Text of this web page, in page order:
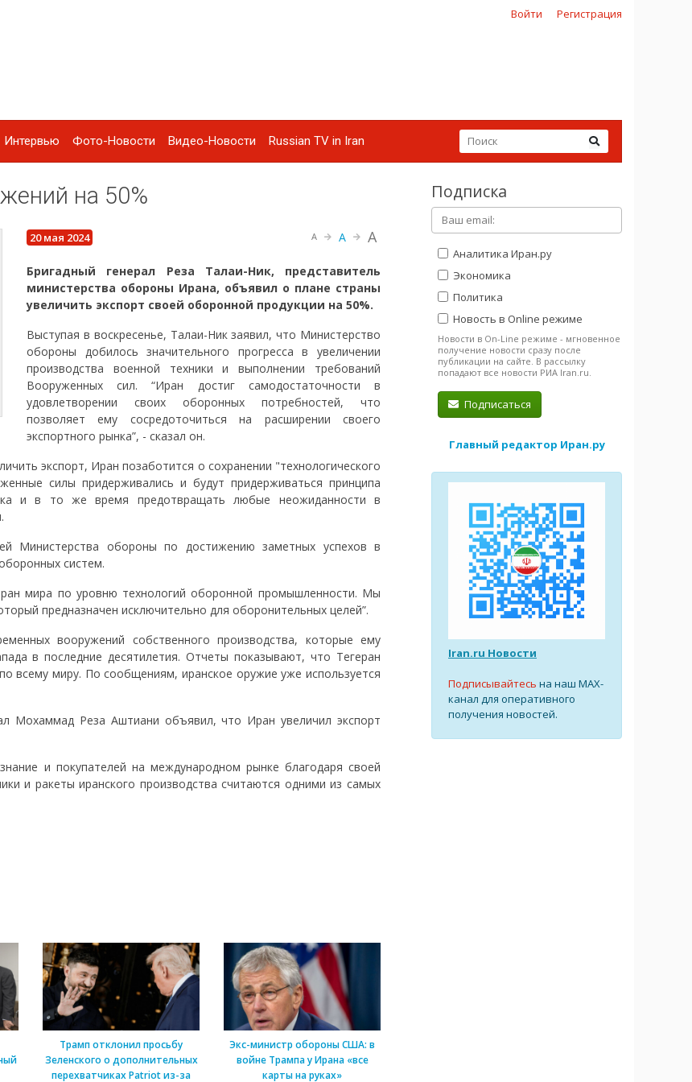
Войти Регистрация
Интервью Фото-Новости Видео-Новости Russian TV in Iran
на 50%
20 мая 2024 A A A
Бригадный генерал Реза Талаи-Ник, представитель
министерства обороны Ирана, объявил о плане страны
увеличить экспорт своей оборонной продукции на 50%.
Выступая в воскресенье, Талаи-Ник заявил, что Министерство
обороны добилось значительного прогресса в увеличении
производства военной техники и выполнении требований
Вооруженных сил. “Иран достиг самодостаточности в
удовлетворении своих оборонных потребностей, что
позволяет ему сосредоточиться на расширении своего
экспортного рынка”, - сказал он.
экспорт, Иран позаботится о сохранении "технологического
силы придерживались и будут придерживаться принципа
и в то же время предотвращать любые неожиданности в
Министерства обороны по достижению заметных успехов в
систем.
мира по уровню технологий оборонной промышленности. Мы
предназначен исключительно для оборонительных целей”.
вооружений собственного производства, которые ему
в последние десятилетия. Отчеты показывают, что Тегеран
всему миру. По сообщениям, иранское оружие уже используется
Мохаммад Реза Аштиани объявил, что Иран увеличил экспорт
и покупателей на международном рынке благодаря своей
и ракеты иранского производства считаются одними из самых
Трамп отклонил просьбу
Зеленского о дополнительных
перехватчиках Patriot из-за
Экс-министр обороны США: в
войне Трампа у Ирана «все
карты на руках»
Подписка
Аналитика Иран.ру
Экономика
Политика
Новость в Online режиме
Новости в On-Line режиме - мгновенное
получение новости сразу после
публикации на сайте. В рассылку
попадают все новости РИА Iran.ru.
Подписаться
Главный редактор Иран.ру
Iran.ru Новости
Подписывайтесь на наш MAX-
канал для оперативного
получения новостей.